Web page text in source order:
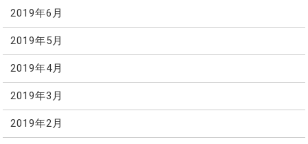
2019年6月
2019年5月
2019年4月
2019年3月
2019年2月